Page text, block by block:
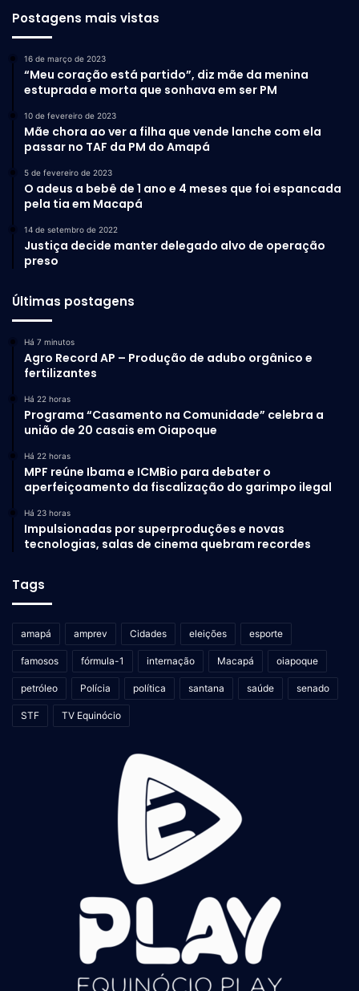
Postagens mais vistas
16 de março de 2023
“Meu coração está partido”, diz mãe da menina
estuprada e morta que sonhava em ser PM
10 de fevereiro de 2023
Mãe chora ao ver a filha que vende lanche com ela
passar no TAF da PM do Amapá
5 de fevereiro de 2023
O adeus a bebê de 1 ano e 4 meses que foi espancada
pela tia em Macapá
14 de setembro de 2022
Justiça decide manter delegado alvo de operação
preso
Últimas postagens
Há 7 minutos
Agro Record AP – Produção de adubo orgânico e
fertilizantes
Há 22 horas
Programa “Casamento na Comunidade” celebra a
união de 20 casais em Oiapoque
Há 22 horas
MPF reúne Ibama e ICMBio para debater o
aperfeiçoamento da fiscalização do garimpo ilegal
Há 23 horas
Impulsionadas por superproduções e novas
tecnologias, salas de cinema quebram recordes
Tags
amapá amprev Cidades eleições esporte
famosos fórmula-1 internação Macapá oiapoque
petróleo Polícia política santana saúde senado
STF TV Equinócio